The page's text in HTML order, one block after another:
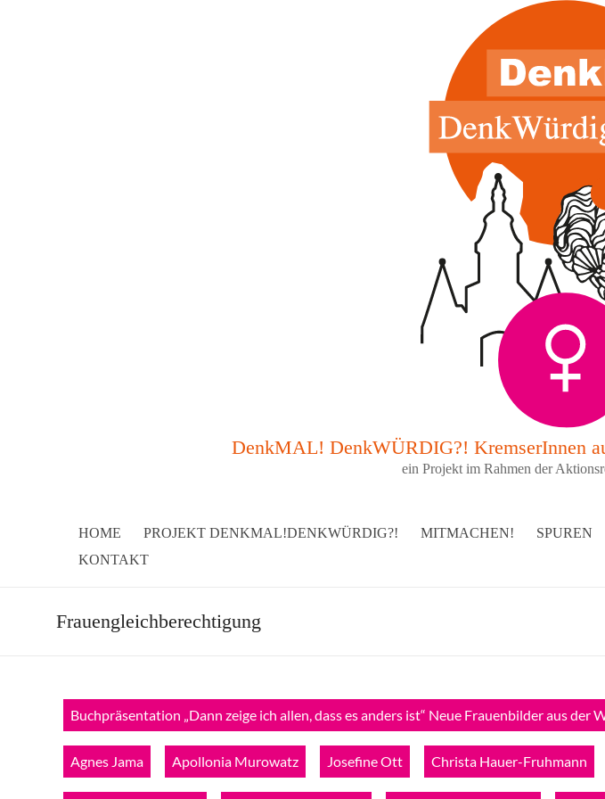
DenkMAL! DenkWÜRDIG?! KremserInnen
ein Projekt im Rahmen der
HOME PROJEKT DENKMAL!DENKWÜRDIG?! MITMACHEN! SPUREN
KONTAKT
Frauengleichberechtigung
Buchpräsentation „Dann zeige ich allen, dass es anders ist“ Neue Frauenbilder aus der
Agnes Jama Apollonia Murowatz Josefine Ott Christa Hauer-Fruhmann